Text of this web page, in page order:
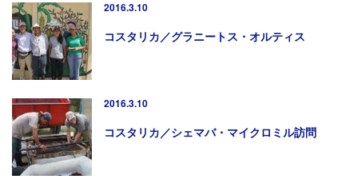
2016.3.10
コスタリカ／グラニートス・オルティス
2016.3.10
コスタリカ／シェマバ・マイクロミル訪問